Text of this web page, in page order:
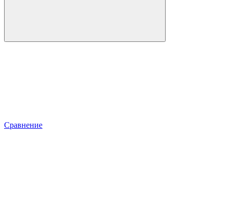
Сравнение